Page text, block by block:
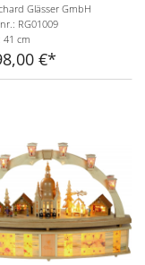
Glässer GmbH
RG01009
41 cm
€